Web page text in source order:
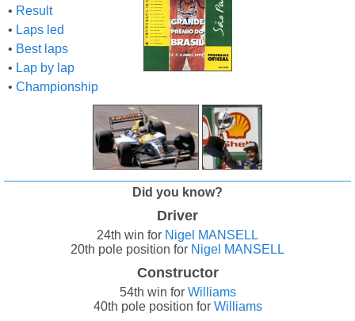
• Result
• Laps led
• Best laps
• Lap by lap
• Championship
Did you know?
Driver
24th win for Nigel MANSELL
20th pole position for Nigel MANSELL
Constructor
54th win for Williams
40th pole position for Williams